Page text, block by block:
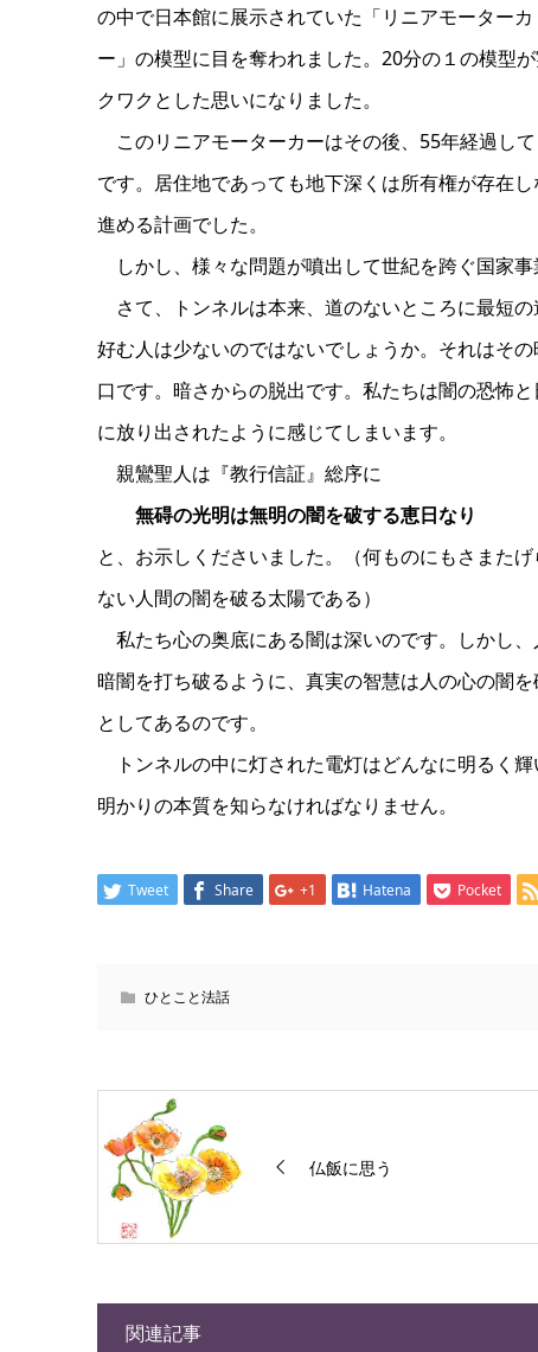
の中で日本館に展示されていた「リニアモーターカ
ー」の模型に目を奪われました。20分の１の模型
クワクとした思いになりました。
このリニアモーターカーはその後、55年経過し
です。居住地であっても地下深くは所有権が存在
進める計画でした。
しかし、様々な問題が噴出して世紀を跨ぐ国家
さて、トンネルは本来、道のないところに最短
好む人は少ないのではないでしょうか。それはそ
口です。暗さからの脱出です。私たちは闇の恐怖
に放り出されたように感じてしまいます。
親鸞聖人は『教行信証』総序に
無碍の光明は無明の闇を破する恵日なり
と、お示しくださいました。（何ものにもさまた
ない人間の闇を破る太陽である）
私たち心の奥底にある闇は深いのです。しかし
暗闇を打ち破るように、真実の智慧は人の心の闇
としてあるのです。
トンネルの中に灯された電灯はどんなに明るく
明かりの本質を知らなければなりません。
Tweet Share +1 Hatena Pocket
ひとこと法話
仏飯に思う
関連記事